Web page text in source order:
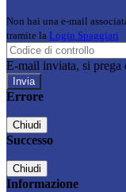
Non hai una e-mail
tramite la Login Spaggiari
E-mail inviata, si prega
Errore
Chiudi
Successo
Chiudi
Informazione